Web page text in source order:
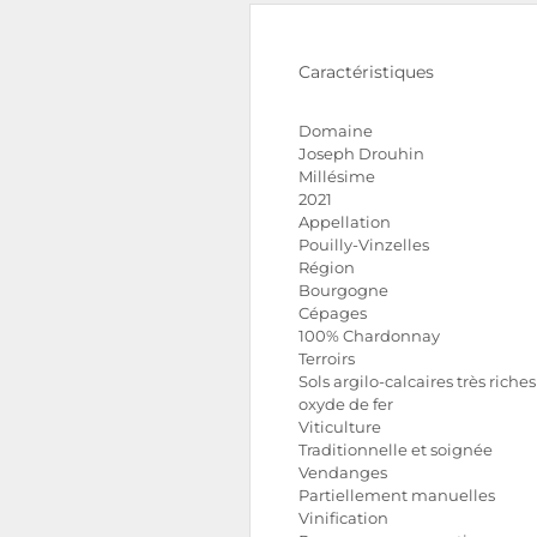
Caractéristiques
Domaine
Joseph Drouhin
Millésime
2021
Appellation
Pouilly-Vinzelles
Région
Bourgogne
Cépages
100% Chardonnay
Terroirs
Sols argilo-calcaires très
oxyde de fer
Viticulture
Traditionnelle et soignée
Vendanges
Partiellement manuelles
Vinification